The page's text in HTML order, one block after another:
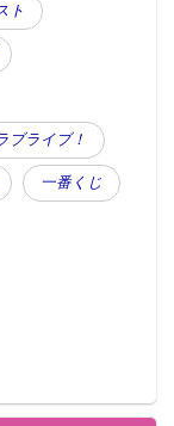
ト
ブライブ！
一番くじ